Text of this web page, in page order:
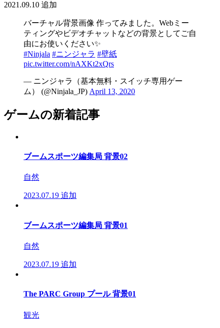
2021.09.10 追加
バーチャル背景画像 作ってみました。Webミー
ティングやビデオチャットなどの背景としてご自
由にお使いください✨
#Ninjala #ニンジャラ #壁紙
pic.twitter.com/nAXKt2xQrs
— ニンジャラ（基本無料・スイッチ専用ゲー
ム） (@Ninjala_JP) April 13, 2020
ゲームの新着記事
ブームスポーツ編集局 背景02
自然
2023.07.19 追加
ブームスポーツ編集局 背景01
自然
2023.07.19 追加
The PARC Group プール 背景01
観光